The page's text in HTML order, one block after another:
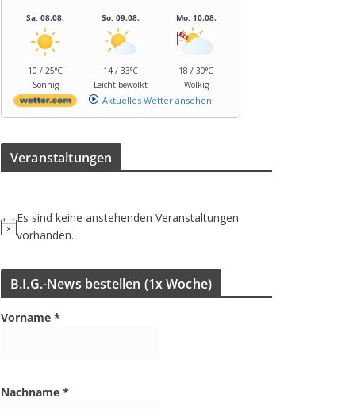
Sa, 08.08.
10 / 25°C
Sonnig
So, 09.08.
14 / 33°C
Leicht bewölkt
Mo, 10.08.
18 / 30°C
Wolkig
Aktuelles Wetter ansehen
Ver­an­stal­tun­gen
H
n
i
Es sind keine anstehenden Veranstaltungen
vorhanden.
B.I.G.-News bestel­len (1x Woche)
Vorname *
Nachname *